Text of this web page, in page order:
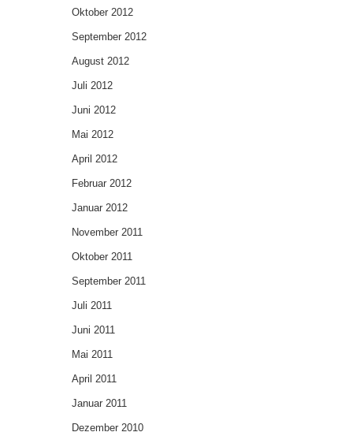
Oktober 2012
September 2012
August 2012
Juli 2012
Juni 2012
Mai 2012
April 2012
Februar 2012
Januar 2012
November 2011
Oktober 2011
September 2011
Juli 2011
Juni 2011
Mai 2011
April 2011
Januar 2011
Dezember 2010